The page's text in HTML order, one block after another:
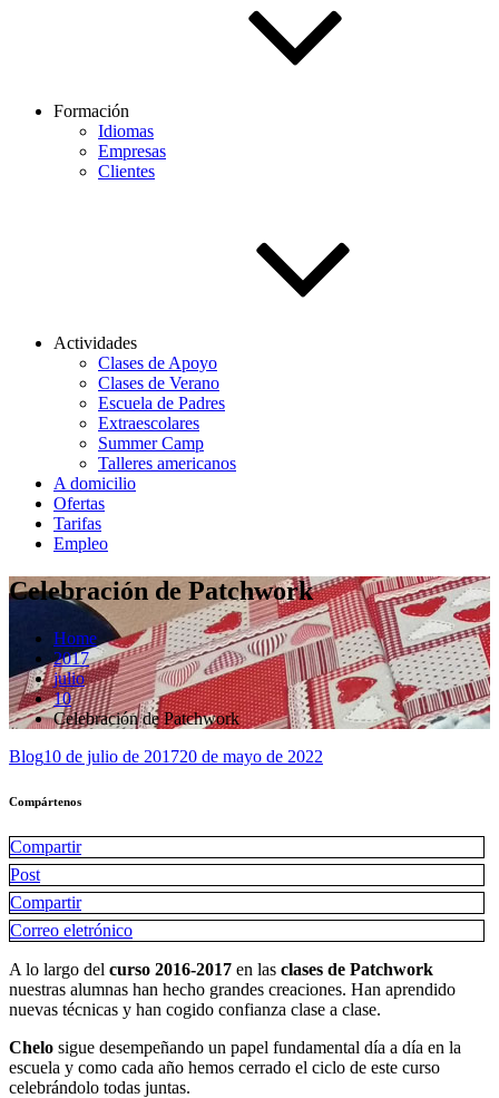
Formación
Idiomas
Empresas
Clientes
Actividades
Clases de Apoyo
Clases de Verano
Escuela de Padres
Extraescolares
Summer Camp
Talleres americanos
A domicilio
Ofertas
Tarifas
Empleo
Celebración de Patchwork
Home
2017
julio
10
Celebración de Patchwork
Blog10 de julio de 201720 de mayo de 2022
Compártenos
Compartir
Post
Compartir
Correo eletrónico
A lo largo del curso 2016-2017 en las clases de Patchwork
nuestras alumnas han hecho grandes creaciones. Han aprendido
nuevas técnicas y han cogido confianza clase a clase.
Chelo sigue desempeñando un papel fundamental día a día en la
escuela y como cada año hemos cerrado el ciclo de este curso
celebrándolo todas juntas.